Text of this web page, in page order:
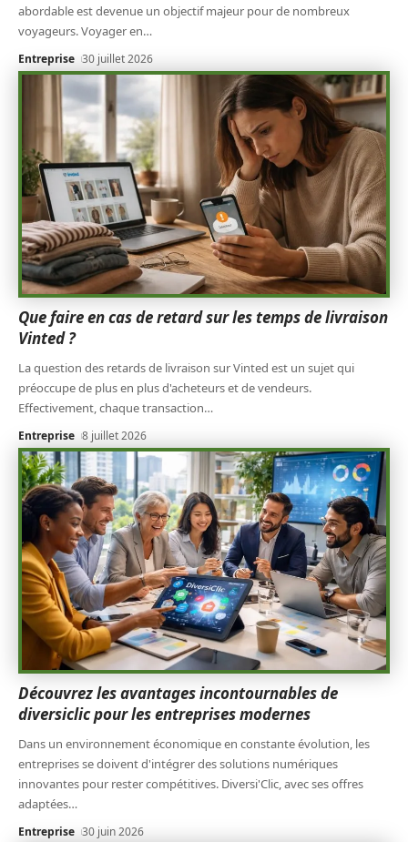
abordable est devenue un objectif majeur pour de nombreux
voyageurs. Voyager en…
Entreprise 30 juillet 2026
Que faire en cas de retard sur les temps de livraison
Vinted ?
La question des retards de livraison sur Vinted est un sujet qui
préoccupe de plus en plus d'acheteurs et de vendeurs.
Effectivement, chaque transaction…
Entreprise 8 juillet 2026
Découvrez les avantages incontournables de
diversiclic pour les entreprises modernes
Dans un environnement économique en constante évolution, les
entreprises se doivent d'intégrer des solutions numériques
innovantes pour rester compétitives. Diversi'Clic, avec ses offres
adaptées…
Entreprise 30 juin 2026